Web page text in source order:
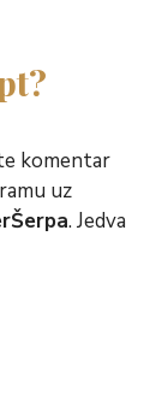
komentar
uz
. Jedva